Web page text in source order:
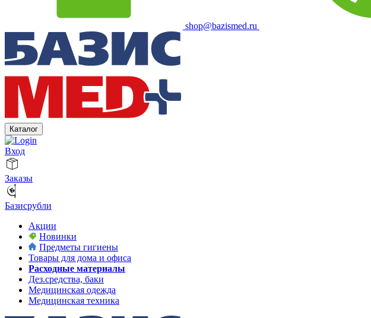
shop@bazismed.ru
Каталог
Вход
Заказы
Базисрубли
Акции
Новинки
Предметы гигиены
Товары для дома и офиса
Расходные материалы
Дез.средства, баки
Медицинская одежда
Медицинская техника